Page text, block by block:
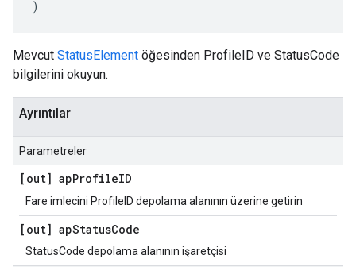
)
Mevcut StatusElement öğesinden ProfileID ve StatusCode
bilgilerini okuyun.
Ayrıntılar
Parametreler
[out] apProfileID
Fare imlecini ProfileID depolama alanının üzerine getirin
[out] apStatusCode
StatusCode depolama alanının işaretçisi